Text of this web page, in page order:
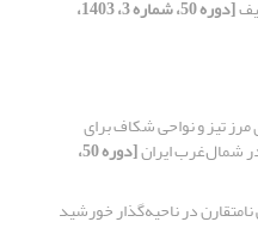
[دوره 50، شماره 3، 1403،
مرز تیز و نواحی شکاف برای
شمال‌غرب ایران [دوره 50،
در ناحیه‌گذار خورشید